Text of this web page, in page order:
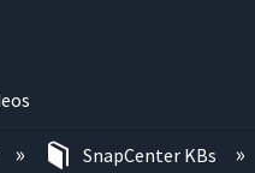
む SnapCenter KBs